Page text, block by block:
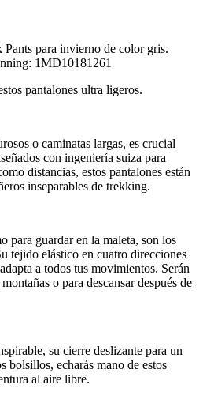
para invierno de color gris.
1MD10181261
pantalones ultra ligeros.
o caminatas largas, es crucial
con ingeniería suiza para
distancias, estos pantalones están
inseparables de trekking.
para guardar en la maleta, son los
tejido elástico en cuatro direcciones
a todos tus movimientos. Serán
o para descansar después de
su cierre deslizante para un
bolsillos, echarás mano de estos
al aire libre.